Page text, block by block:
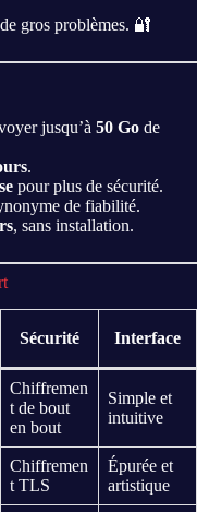
gros problèmes. 🔐
jusqu’à 50 Go de
.
pour plus de sécurité.
de fiabilité.
, sans installation.
Sécurité Interface
Chiffremen
t de bout
en bout
Simple et
intuitive
Chiffremen
t TLS
Épurée et
artistique